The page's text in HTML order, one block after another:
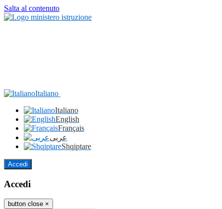
Salta al contenuto
Italiano
Italiano
English
Français
عربى
Shqiptare
Accedi
Accedi
button close ×